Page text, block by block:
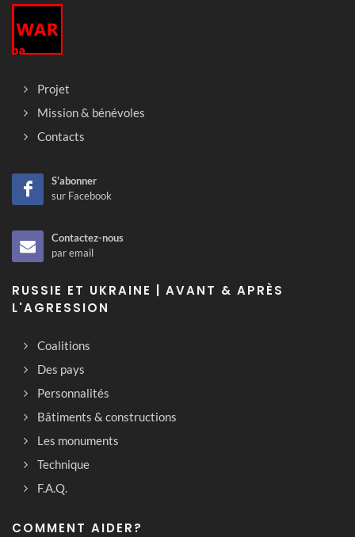
Projet
Mission & bénévoles
Contacts
S'abonner
sur Facebook
Contactez-nous
par email
RUSSIE ET UKRAINE | AVANT & APRÈS
L'AGRESSION
Coalitions
Des pays
Personnalités
Bâtiments & constructions
Les monuments
Technique
F.A.Q.
COMMENT AIDER?